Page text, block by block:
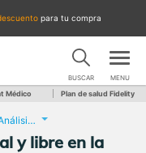
para tu compra
BUSCAR MENU
Médico Plan de salud Fidelity
Análisis de testosterona total y libre
y libre en la